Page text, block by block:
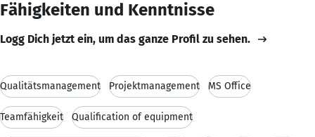
Fähigkeiten und Kenntnisse
Logg Dich jetzt ein, um das ganze Profil zu sehen.
Qualitätsmanagement Projektmanagement MS Office
Teamfähigkeit Qualification of equipment